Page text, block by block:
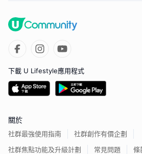
下載 U Lifestyle應用程式
關於
社群最強使用指南
社群創作有價企劃
社群焦點功能及升級計劃
常見問題 條